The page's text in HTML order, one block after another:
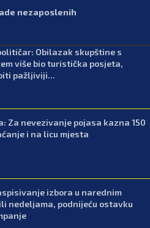
nezaposlenih
Obilazak skupštine s
više bio turistička posjeta,
pažljiviji...
Za nevezivanje pojasa kazna 150
i na licu mjesta
izbora u narednim
nedeljama, podnijeću ostavku